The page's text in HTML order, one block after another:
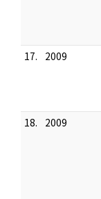
17.
2009
18.
2009